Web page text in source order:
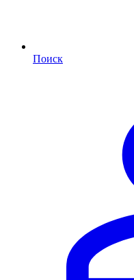
Поиск